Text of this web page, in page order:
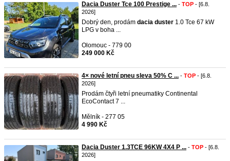
Dacia Duster Tce 100 Prestige ... - TOP - [6.8.
2026]
Dobrý den, prodám dacia duster 1.0 Tce 67 kW
LPG v boha ...
Olomouc - 779 00
249 000 Kč
4× nové letní pneu sleva 50% C ... - TOP - [6.8.
2026]
Prodám čtyři letní pneumatiky Continental
EcoContact 7 ...
Mělník - 277 05
4 990 Kč
Dacia Duster 1.3TCE 96KW 4X4 P ... - TOP - [6.8.
2026]